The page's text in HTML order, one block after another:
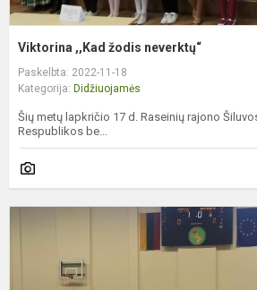
Viktorina ,,Kad žodis neverktų“
Paskelbta: 2022-11-18
Kategorija: Didžiuojamės
Šių metų lapkričio 17 d. Raseinių rajono
Respublikos be...